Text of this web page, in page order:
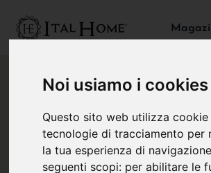
Noi usiamo i cookies
Questo sito web utilizza
tecnologie di tracciamento per
la tua esperienza di
seguenti scopi: per abilitare le